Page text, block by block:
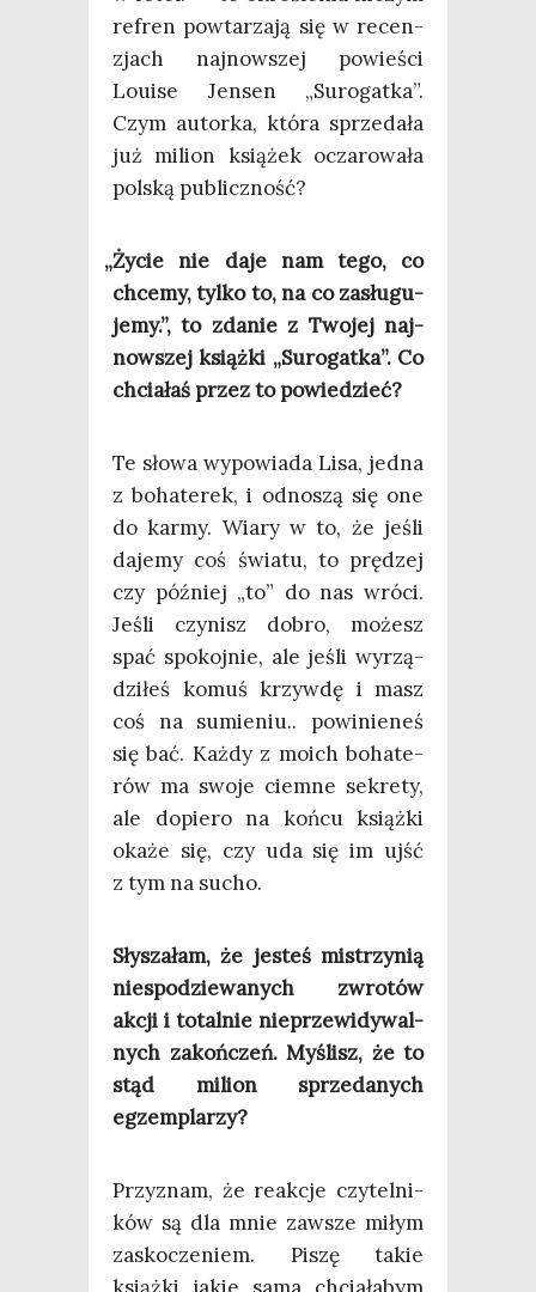
refren powta­rza­ją się w recen­
zjach naj­now­szej powie­ści
Louise Jen­sen „Suro­gat­ka”.
Czym autor­ka, któ­ra sprze­da­ła
już milion ksią­żek ocza­ro­wa­ła
pol­ską publiczność?
„Życie nie daje nam tego, co
chce­my, tyl­ko to, na co zasłu­gu­
je­my.”, to zda­nie z Two­jej naj­
now­szej książ­ki „Suro­gat­ka”. Co
chcia­łaś przez to powiedzieć?
Te sło­wa wypo­wia­da Lisa, jed­na
z boha­te­rek, i odno­szą się one
do kar­my. Wia­ry w to, że jeśli
daje­my coś świa­tu, to prę­dzej
czy póź­niej „to” do nas wró­ci.
Jeśli czy­nisz dobro, możesz
spać spo­koj­nie, ale jeśli wyrzą­
dzi­łeś komuś krzyw­dę i masz
coś na sumie­niu.. powi­nie­neś
się bać. Każ­dy z moich boha­te­
rów ma swo­je ciem­ne sekre­ty,
ale dopie­ro na koń­cu książ­ki
oka­że się, czy uda się im ujść
z tym na sucho.
Sły­sza­łam, że jesteś mistrzy­nią
nie­spo­dzie­wa­nych zwro­tów
akcji i total­nie nie­prze­wi­dy­wal­
nych zakoń­czeń. Myślisz, że to
stąd milion sprze­da­nych
egzemplarzy?
Przy­znam, że reak­cje czy­tel­ni­
ków są dla mnie zawsze miłym
zasko­cze­niem. Piszę takie